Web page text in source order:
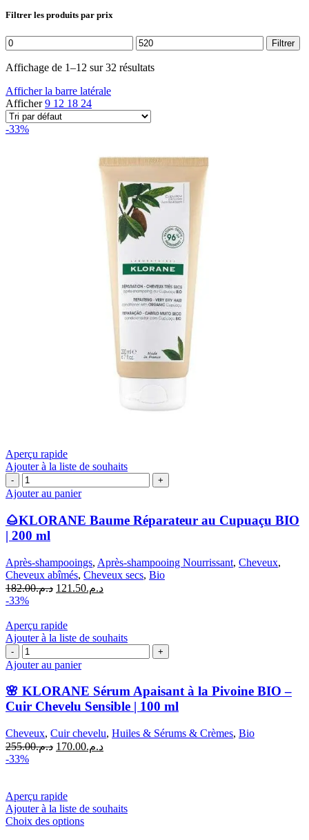
Filtrer les produits par prix
Prix
min
Prix
max
Filtrer
Affichage de 1–12 sur 32 résultats
Afficher la barre latérale
Afficher9 12 18 24
-33%
Aperçu rapide
Ajouter à la liste de souhaits
quantité
de
KLORANE
Baume
Réparateur
Cupuaçu
BIO
|
200
Ajouter au panier
🌰KLORANE Baume Réparateur au Cupuaçu BIO
| 200 ml
Après-shampooings, Après-shampooing Nourrissant, Cheveux,
Cheveux abîmés, Cheveux secs, Bio
د.م.182.00
Le
était :
د.م.182.00.
د.م.121.50
Le
-33%
Aperçu rapide
Ajouter à la liste de souhaits
quantité
de
KLORANE
Sérum
Apaisant
la
Pivoine
BIO
Chevelu
Sensible
|
Ajouter au panier
🌸 KLORANE Sérum Apaisant à la Pivoine BIO –
Cuir Chevelu Sensible | 100 ml
Cheveux, Cuir chevelu, Huiles & Sérums & Crèmes, Bio
د.م.255.00
Le
د.م.170.00
Le
-33%
Aperçu rapide
Ajouter à la liste de souhaits
Choix des optionsCe